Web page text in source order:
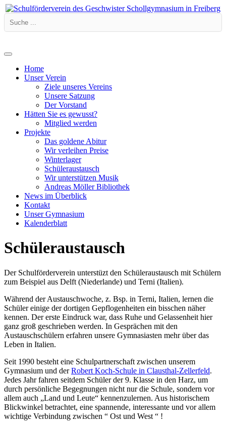
Home
Unser Verein
Ziele unseres Vereins
Unsere Satzung
Der Vorstand
Hätten Sie es gewusst?
Mitglied werden
Projekte
Das goldene Abitur
Wir verleihen Preise
Winterlager
Schüleraustausch
Wir unterstützen Musik
Andreas Möller Bibliothek
News im Überblick
Kontakt
Unser Gymnasium
Kalenderblatt
Schüleraustausch
Der Schulförderverein unterstüzt den Schüleraustausch mit Schülern
zum Beispiel aus Delft (Niederlande) und Terni (Italien).
Während der Austauschwoche, z. Bsp. in Terni, Italien, lernen die
Schüler einige der dortigen Gepflogenheiten ein bisschen näher
kennen. Der erste Eindruck war, dass Ruhe und Gelassenheit hier
ganz groß geschrieben werden. In Gesprächen mit den
Austauschschülern erfahren unsere Gymnasiasten mehr über das
Leben in Italien.
Seit 1990 besteht eine Schulpartnerschaft zwischen unserem
Gymnasium und derRobert Koch-Schule in Clausthal-Zellerfeld.
Jedes Jahr fahren seitdem Schüler der 9. Klasse in den Harz, um
durch persönliche Begegnungen nicht nur die Schule, sondern vor
allem auch „Land und Leute“ kennenzulernen. Aus historischem
Blickwinkel betrachtet, eine spannende, interessante und vor allem
wichtige Verbindung zwischen “ Ost und West “ !